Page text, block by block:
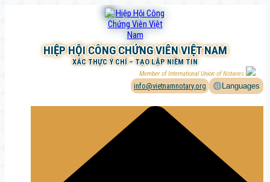
HIỆP HỘI CÔNG CHỨNG VIÊN VIỆT NAM
XÁC THỰC Ý CHÍ – TẠO LẬP NIỀM TIN
Member of International Union of Notaries
info@vietnamnotary.org Languages